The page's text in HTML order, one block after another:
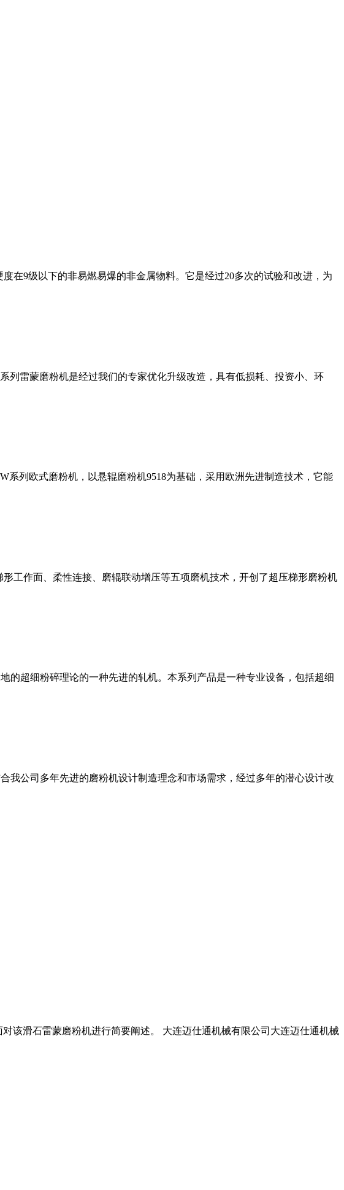
在9级以下的非易燃易爆的非金属物料。它是经过20多次的试验和改进，为
列雷蒙磨粉机是经过我们的专家优化升级改造，具有低损耗、投资小、环
列欧式磨粉机，以悬辊磨粉机9518为基础，采用欧洲先进制造技术，它能
工作面、柔性连接、磨辊联动增压等五项磨机技术，开创了超压梯形磨粉机
的超细粉碎理论的一种先进的轧机。本系列产品是一种专业设备，包括超细
我公司多年先进的磨粉机设计制造理念和市场需求，经过多年的潜心设计改
该滑石雷蒙磨粉机进行简要阐述。 大连迈仕通机械有限公司大连迈仕通机械